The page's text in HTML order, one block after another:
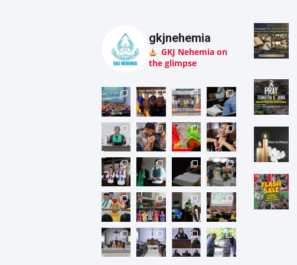
gkjnehemia
GKJ Nehemia on
the glimpse